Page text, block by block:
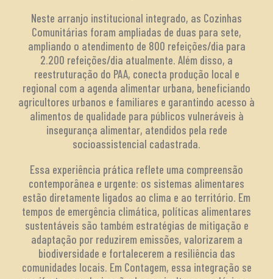
Neste arranjo institucional integrado, as Cozinhas
Comunitárias foram ampliadas de duas para sete,
ampliando o atendimento de 800 refeições/dia para
2.200 refeições/dia atualmente. Além disso, a
reestruturação do PAA, conecta produção local e
regional com a agenda alimentar urbana, beneficiando
agricultores urbanos e familiares e garantindo acesso à
alimentos de qualidade para públicos vulneráveis à
insegurança alimentar, atendidos pela rede
socioassistencial cadastrada.
Essa experiência prática reflete uma compreensão
contemporânea e urgente: os sistemas alimentares
estão diretamente ligados ao clima e ao território. Em
tempos de emergência climática, políticas alimentares
sustentáveis são também estratégias de mitigação e
adaptação por reduzirem emissões, valorizarem a
biodiversidade e fortalecerem a resiliência das
comunidades locais. Em Contagem, essa integração se